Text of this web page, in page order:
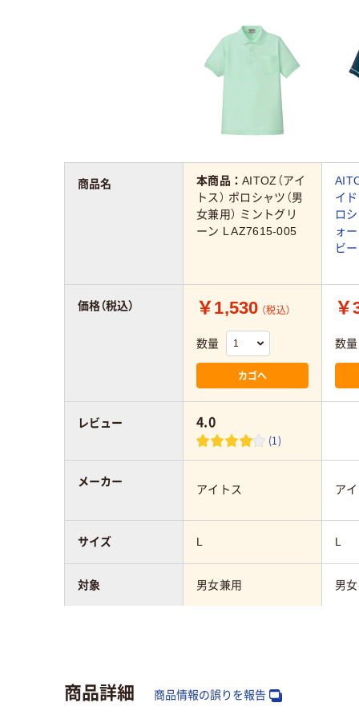
本商品：AITOZ（アイ
トス） ポロシャツ（男
女兼用） ミントグリ
ーン L AZ7615-005
イ
ロ
ォ
ビ
￥1,530 （税込）
数量
カゴへ
￥
数量
4.0
(1)
アイトス ア
L L
男女兼用 男
商品名
価格（税込）
レビュー
メーカー
サイズ
対象
商品詳細 商品情報の誤りを報告